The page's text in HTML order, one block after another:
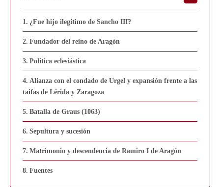
¿Fue hijo ilegítimo de Sancho III?
Fundador del reino de Aragón
Política eclesiástica
Alianza con el condado de Urgel y expansión frente a las
taifas de Lérida y Zaragoza
Batalla de Graus (1063)
Sepultura y sucesión
Matrimonio y descendencia de Ramiro I de Aragón
Fuentes